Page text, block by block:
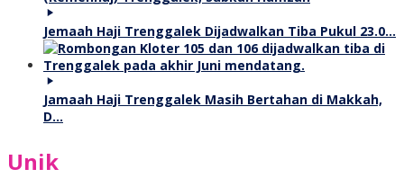
Jemaah Haji Trenggalek Dijadwalkan Tiba Pukul 23.0…
Jamaah Haji Trenggalek Masih Bertahan di Makkah,
D…
Unik